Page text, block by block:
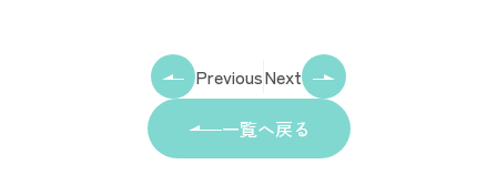
PreviousNext
一覧へ戻る